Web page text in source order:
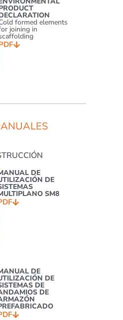
formed elements
joining in
DE
DE
SM8
DE
DE
DE
DE